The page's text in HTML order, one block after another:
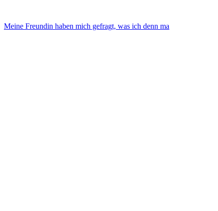
Meine Freundin haben mich gefragt, was ich denn ma